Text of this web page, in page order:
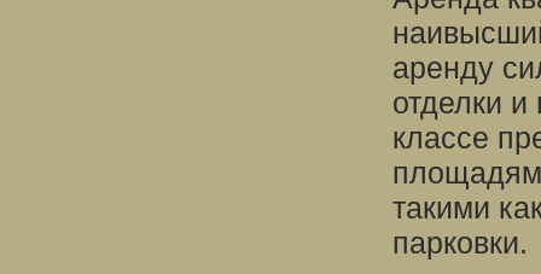
аренду
отделки
классе
такими
парковки.